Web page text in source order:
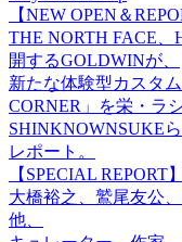
【NEW OPEN＆
THE NORTH FACE
開するGOLDWINが、
新たな体験型カスタ
CORNER」を栄・ラ
SHINKNOWNSUKE
レポート。
【SPECIAL REPORT】
大橋裕之、鷲尾友公
他、